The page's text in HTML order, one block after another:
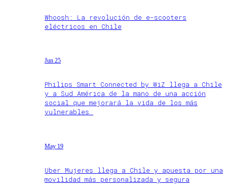
Whoosh: La revolución de e-scooters
eléctricos en Chile
Jun 25
Philips Smart Connected by WiZ llega a Chile
y a Sud América de la mano de una acción
social que mejorará la vida de los más
vulnerables
May 19
Uber Mujeres llega a Chile y apuesta por una
movilidad más personalizada y segura